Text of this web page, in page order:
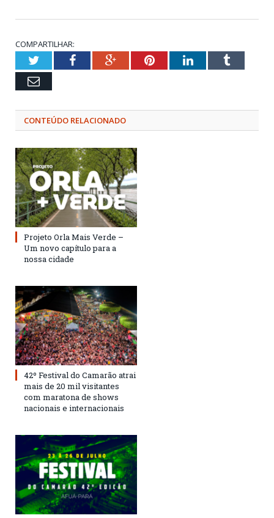
COMPARTILHAR:
TwitterFacebookGoogle+PinterestLinkedInTumblr
Email
CONTEÚDO RELACIONADO
Projeto Orla Mais Verde –
Um novo capítulo para a
nossa cidade
42º Festival do Camarão atrai
mais de 20 mil visitantes
com maratona de shows
nacionais e internacionais